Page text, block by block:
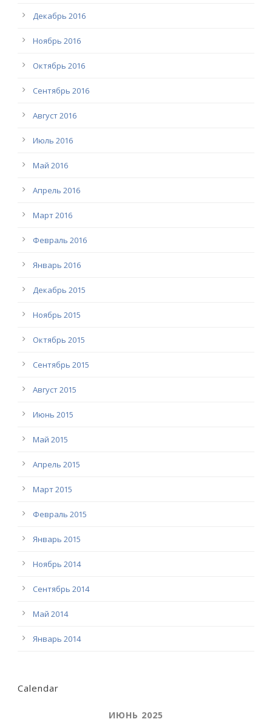
Декабрь 2016
Ноябрь 2016
Октябрь 2016
Сентябрь 2016
Август 2016
Июль 2016
Май 2016
Апрель 2016
Март 2016
Февраль 2016
Январь 2016
Декабрь 2015
Ноябрь 2015
Октябрь 2015
Сентябрь 2015
Август 2015
Июнь 2015
Май 2015
Апрель 2015
Март 2015
Февраль 2015
Январь 2015
Ноябрь 2014
Сентябрь 2014
Май 2014
Январь 2014
Calendar
ИЮНЬ 2025